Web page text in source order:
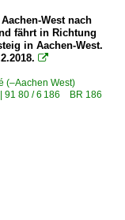
West nach
fährt in Richtung
in Aachen-West.

(–Aachen West)
| 91 80 / 6 186 BR 186